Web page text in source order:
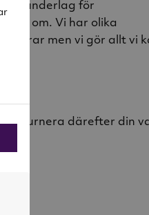
underlag för
dig om. Vi har olika
men vi gör allt vi
returnera därefter din